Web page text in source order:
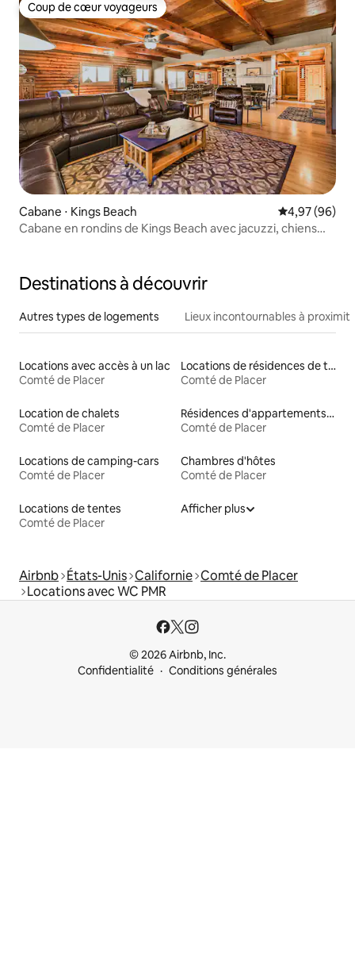
Coup de cœur voyageurs
Coup de cœur voyageurs
Cabane ⋅ Kings Beach Évaluation
4,97 (96)
Cabane en rondins de Kings Beach avec jacuzzi, chiens
Destinations à découvrir
Autres types de logements Lieux incontournables à
Locations avec accès à un lac
Comté de Placer
Locations de résidences de tourisme
Comté de Placer
Location de chalets
Comté de Placer
Résidences d'appartements en location
Comté de Placer
Locations de camping-cars
Comté de Placer
Chambres d'hôtes
Comté de Placer
Locations de tentes
Comté de Placer
Afficher plus
Airbnb États-Unis Californie Comté de Placer
Locations avec WC PMR
© 2026 Airbnb, Inc.
Confidentialité
Conditions générales